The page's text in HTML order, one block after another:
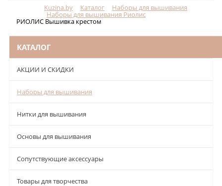
Kuzina.by Каталог Наборы для вышивания
Наборы для вышивания Риолис
РИОЛИС Вышивка крестом
КАТАЛОГ
АКЦИИ И СКИДКИ
Наборы для вышивания
Нитки для вышивания
Основы для вышивания
Сопутствующие аксессуары
Товары для творчества